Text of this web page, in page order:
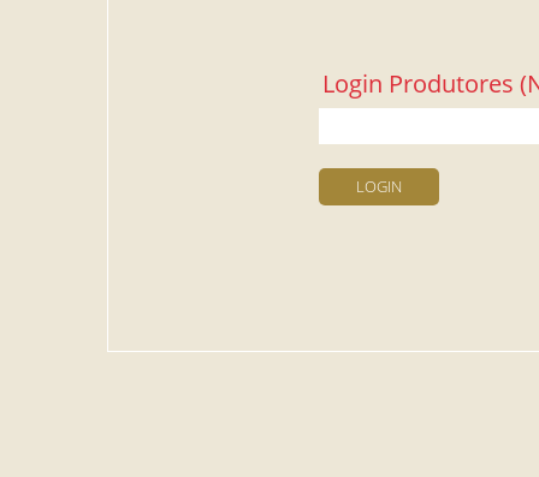
Login Produtores
LOGIN